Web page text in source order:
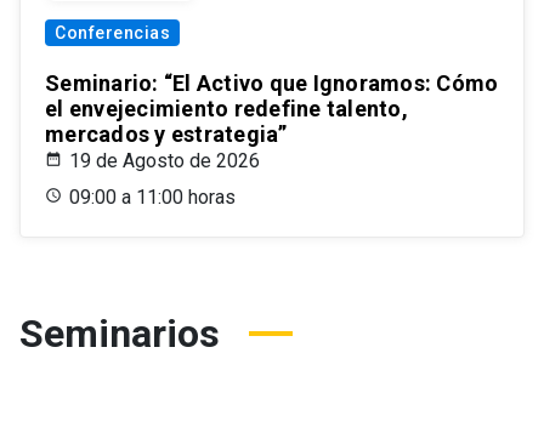
Conferencias
Seminario: “El Activo que Ignoramos: Cómo
el envejecimiento redefine talento,
mercados y estrategia”
19 de Agosto de 2026
09:00 a 11:00 horas
Seminarios